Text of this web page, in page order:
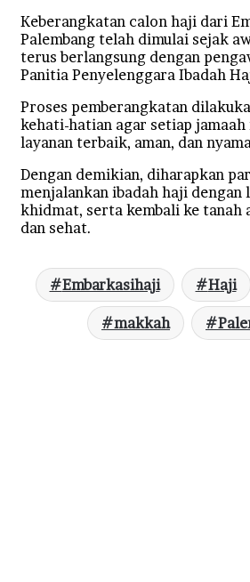
Keberangkatan calon haji dari
Palembang telah dimulai sejak
terus berlangsung dengan
Panitia Penyelenggara Ibadah
Proses pemberangkatan
kehati-hatian agar setiap
layanan terbaik, aman, dan
Dengan demikian, diharapkan
menjalankan ibadah haji dengan
khidmat, serta kembali ke tanah
dan sehat.
Embarkasihaji Haji
makkah